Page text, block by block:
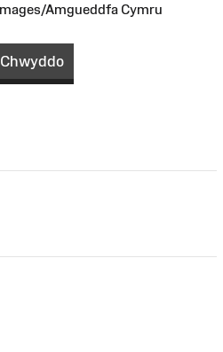
Amgueddfa Cymru
Chwyddo